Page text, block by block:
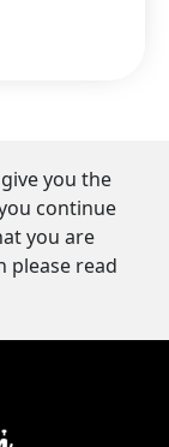
you the
continue
you are
please read